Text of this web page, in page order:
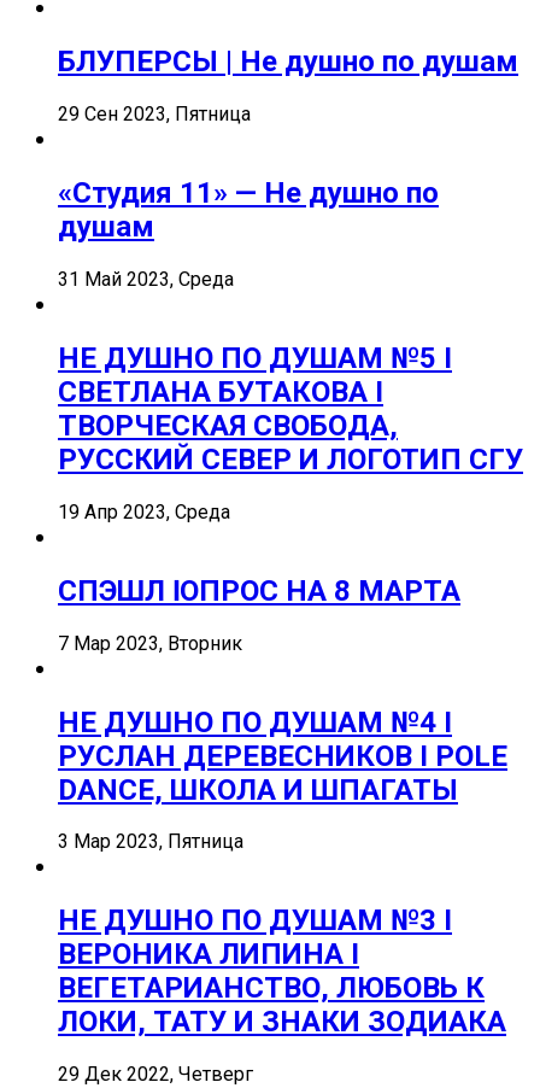
БЛУПЕРСЫ | Не душно по душам
29 Сен 2023, Пятница
«Студия 11» — Не душно по
душам
31 Май 2023, Среда
НЕ ДУШНО ПО ДУШАМ №5 I
СВЕТЛАНА БУТАКОВА I
ТВОРЧЕСКАЯ СВОБОДА,
РУССКИЙ СЕВЕР И ЛОГОТИП СГУ
19 Апр 2023, Среда
СПЭШЛ ӏ ОПРОС НА 8 МАРТА
7 Мар 2023, Вторник
НЕ ДУШНО ПО ДУШАМ №4 I
РУСЛАН ДЕРЕВЕСНИКОВ I POLE
DANCE, ШКОЛА И ШПАГАТЫ
3 Мар 2023, Пятница
НЕ ДУШНО ПО ДУШАМ №3 I
ВЕРОНИКА ЛИПИНА I
ВЕГЕТАРИАНСТВО, ЛЮБОВЬ К
ЛОКИ, ТАТУ И ЗНАКИ ЗОДИАКА
29 Дек 2022, Четверг